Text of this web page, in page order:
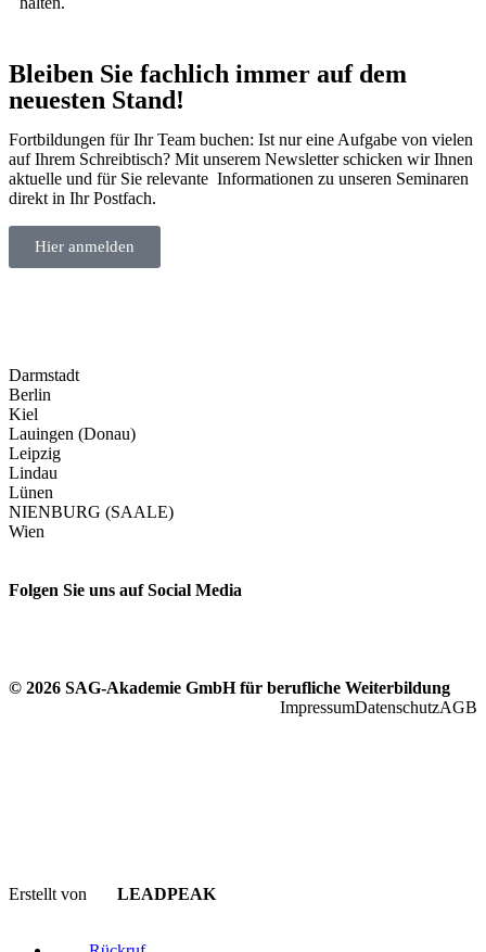
Bleiben Sie fachlich immer auf dem
neuesten Stand!
Fortbildungen für Ihr Team buchen: Ist nur eine Aufgabe von vielen
auf Ihrem Schreibtisch? Mit unserem Newsletter schicken wir Ihnen
aktuelle und für Sie relevante Informationen zu unseren Seminaren
direkt in Ihr Postfach.
Hier anmelden
Darmstadt
Berlin
Kiel
Lauingen (Donau)
Leipzig
Lindau
Lünen
NIENBURG (SAALE)
Wien
Folgen Sie uns auf Social Media
© 2026 SAG-Akademie GmbH für berufliche Weiterbildung
ImpressumDatenschutzAGB
Erstellt von LEADPEAK